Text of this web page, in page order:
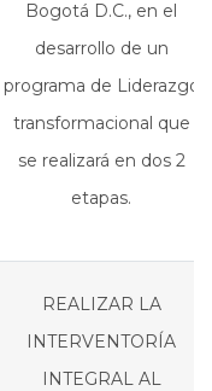
Bogotá D.C., en el
desarrollo de un
programa de Liderazgo
transformacional que
se realizará en dos 2
etapas.
REALIZAR LA
INTERVENTORÍA
INTEGRAL AL